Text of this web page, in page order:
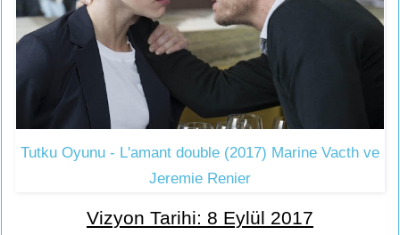
Tutku Oyunu - L'amant double (2017) Marine Vacth ve
Jeremie Renier
Vizyon Tarihi: 8 Eylül 2017